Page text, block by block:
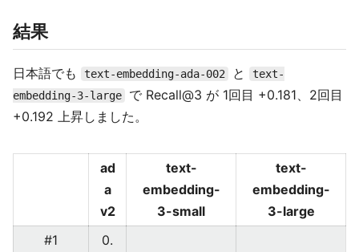
結果
日本語でも text-embedding-ada-002 と
text-
embedding-3-large
で Recall@3 が 1回目 +0.181、2回目
+0.192 上昇しました。
ad
a
v2
text-
embedding-
3-small
text-
embedding-
3-large
#1
0.